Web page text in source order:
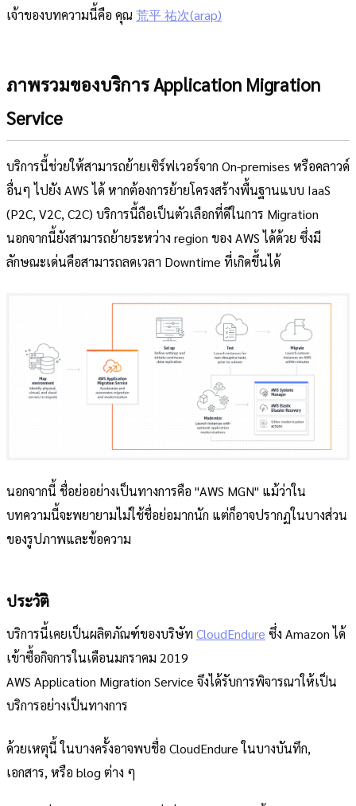
เจ้าของบทความนี้คือ คุณ 荒平 祐次(arap)
ภาพรวมของบริการ Application Migration
Service
บริการนี้ช่วยให้สามารถย้ายเซิร์ฟเวอร์จาก On-premises หรือคลาวด์
อื่นๆ ไปยัง AWS ได้ หากต้องการย้ายโครงสร้างพื้นฐานแบบ IaaS
(P2C, V2C, C2C) บริการนี้ถือเป็นตัวเลือกที่ดีในการ Migration
นอกจากนี้ยังสามารถย้ายระหว่าง region ของ AWS ได้ด้วย ซึ่งมี
ลักษณะเด่นคือสามารถลดเวลา Downtime ที่เกิดขึ้นได้
นอกจากนี้ ชื่อย่ออย่างเป็นทางการคือ "AWS MGN" แม้ว่าใน
บทความนี้จะพยายามไม่ใช้ชื่อย่อมากนัก แต่ก็อาจปรากฏในบางส่วน
ของรูปภาพและข้อความ
ประวัติ
บริการนี้เคยเป็นผลิตภัณฑ์ของบริษัท CloudEndure ซึ่ง Amazon ได้
เข้าซื้อกิจการในเดือนมกราคม 2019
AWS Application Migration Service จึงได้รับการพิจารณาให้เป็น
บริการอย่างเป็นทางการ
ด้วยเหตุนี้ ในบางครั้งอาจพบชื่อ CloudEndure ในบางบันทึก,
เอกสาร, หรือ blog ต่าง ๆ